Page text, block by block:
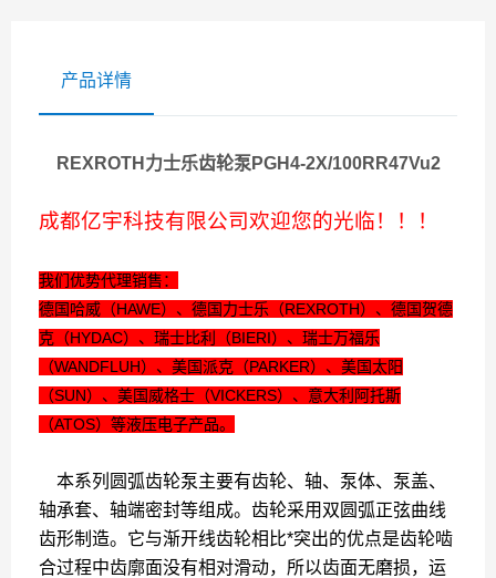
产品详情
REXROTH力士乐齿轮泵PGH4-2X/100RR47Vu2
成都亿宇科技有限公司欢迎您的光临！！！
我们优势代理销售：
德国哈威（HAWE）、德国力士乐（REXROTH）、德国贺德
克（HYDAC）、瑞士比利（BIERI）、瑞士万福乐
（WANDFLUH）、美国派克（PARKER）、美国太阳
（SUN）、美国威格士（VICKERS）、意大利阿托斯
（ATOS）等液压电子产品。
本系列圆弧齿轮泵主要有齿轮、轴、泵体、泵盖、
轴承套、轴端密封等组成。齿轮采用双圆弧正弦曲线
齿形制造。它与渐开线齿轮相比*突出的优点是齿轮啮
合过程中齿廓面没有相对滑动，所以齿面无磨损，运